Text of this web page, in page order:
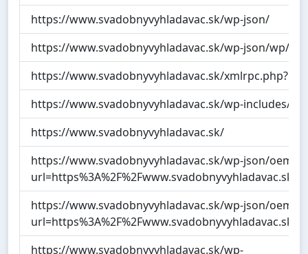
https://www.svadobnyvyhladavac.sk/wp-json/
https://www.svadobnyvyhladavac.sk/wp-json/wp/v2/
https://www.svadobnyvyhladavac.sk/xmlrpc.php?rsd
https://www.svadobnyvyhladavac.sk/wp-includes/
https://www.svadobnyvyhladavac.sk/
https://www.svadobnyvyhladavac.sk/wp-json/
https://www.svadobnyvyhladavac.sk/wp-json/
https://www.svadobnyvyhladavac.sk/wp-